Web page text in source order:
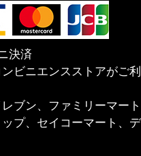
決済
ンビニエンスストアがご
ブン、ファミリーマート
ップ、セイコーマート、